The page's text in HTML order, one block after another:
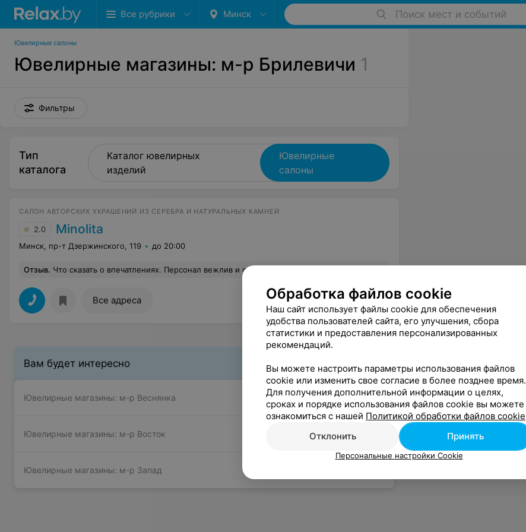
Все рубрики Минск Поиск мест и событий
Ювелирные салоны
Ювелирные магазины: м-р Брилевичи 1
Фильтры
Тип
каталога
Каталог ювелирных
изделий
Ювелирные
салоны
САЛОН АВТОРСКИХ УКРАШЕНИЙ ИЗ СЕРЕБРА И НАТУРАЛЬНЫХ КАМНЕЙ
2.0 Minolita
Минск, пр-т Дзержинского, 119 до 20:00
Отзыв. Что сказать о впечатлениях. Персонал вежлив и отвечает на вопросы. Казалось бы - радуйся. Но чему? Тому что либо продавец не знает, как выглядят кахолонги, либо намеренно вводит в заблуждение покупателя, выдавая гораздо более распространенный магнезит за кахолонг? Или тому, что они себя позиционируют как магазин натуральных камней, а в списке товаров жемчуг Майорка и необирюза? А украшения из опалесцентного стекла выставлены, как украшения из адуляра? А "африканская бирюза", которая на самом деле один из видов яшмы? И цены умиляют. Серьги с крупными аквамаринами не какие-то там блеклые, а красивого аквамаринового цвета (простите за тавтологию), стоят 22 рубля. Да и нефритовые подозрительно дёшевы. Короче вместо реальных названий минералов - их прозвища, а вместо некоторых камней - вообще стекло. Вот и решайте - цена или качество. В каталоге есть красивые экземпляры, но, посмотрев на их "адуляры", решила обходить сие место стороной.
Все адреса
Вам будет интересно
Ювелирные магазины: м-р Веснянка
Ювелирные магазины: м-р Восток
Ювелирные магазины: м-р Запад
Обработка файлов cookie
Наш сайт использует файлы cookie для обеспечения
удобства пользователей сайта, его улучшения, сбора
статистики и предоставления персонализированных
рекомендаций.
Вы можете настроить параметры использования файлов
cookie или изменить свое согласие в более позднее время.
Для получения дополнительной информации о целях,
сроках и порядке использования файлов cookie вы можете
ознакомиться с нашей Политикой обработки файлов cookie
Отклонить
Принять
Персональные настройки Cookie